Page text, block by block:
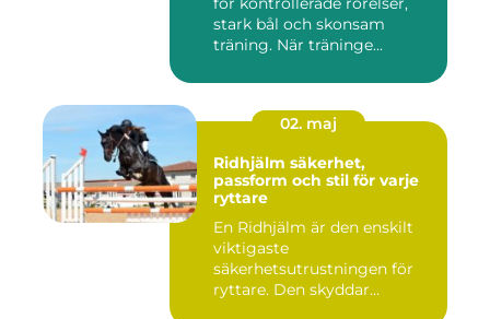
stark bål och skonsam
träning. När träninge...
02. maj
Ridhjälm säkerhet,
passform och stil för varje
ryttare
En Ridhjälm är den enskilt
viktigaste
säkerhetsutrustningen för
ryttare. Den skyddar